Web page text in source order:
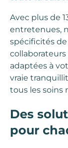
Avec plus de
entretenues,
spécificités
adaptées à
vraie
tous les soins
Des
pour